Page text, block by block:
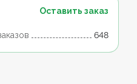
Оставить заказ
648